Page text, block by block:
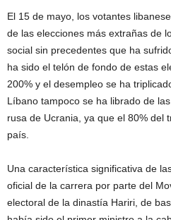
El 15 de mayo, los votantes
de las elecciones más extrañas de
social sin precedentes que ha
ha sido el telón de fondo de estas
200% y el desempleo se ha
Líbano tampoco se ha librado de
rusa de Ucrania, ya que el 80% del
país.
Una característica significativa de
oficial de la carrera por parte del
electoral de la dinastía Hariri, de